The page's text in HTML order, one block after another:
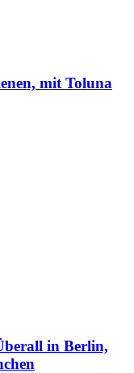
mit Toluna
in Berlin,